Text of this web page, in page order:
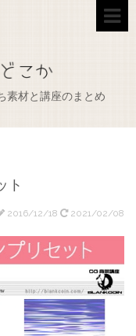
素材と講座のまとめ
ト
2016/12/18 2021/02/08